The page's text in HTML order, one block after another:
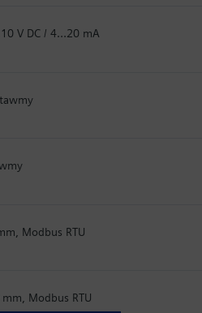
V DC / 4…20 mA
Modbus RTU
Modbus RTU